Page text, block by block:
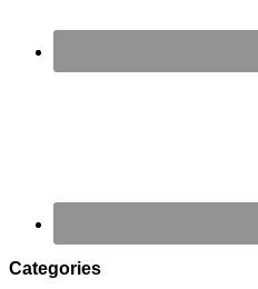
Categories